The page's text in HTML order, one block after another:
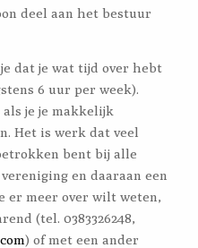
deel aan het bestuur
dat je wat tijd over hebt
6 uur per week).
je je makkelijk
Het is werk dat veel
bent bij alle
en daaraan een
er meer over wilt weten,
(tel. 0383326248,
) of met een ander